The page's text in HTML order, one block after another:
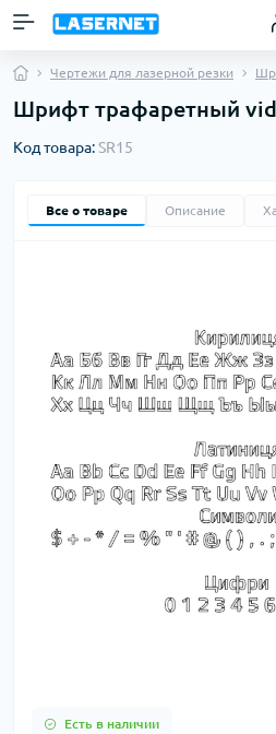
Чертежи для лазерной резки
Шрифт трафаретный
Код товара:SR15
Все о товаре Описание
Есть в наличии